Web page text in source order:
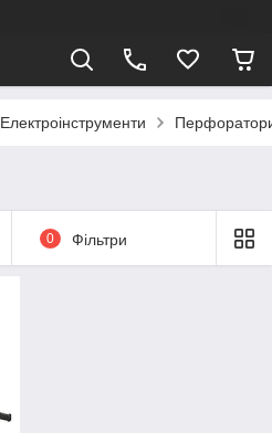
Електроінструменти
0 Фільтри